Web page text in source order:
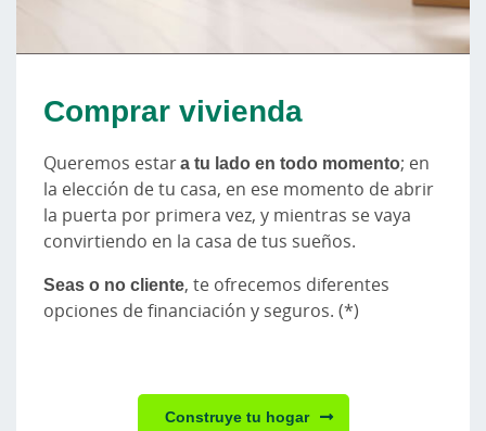
Comprar vivienda
Queremos estara tu lado en todo momento; en
la elección de tu casa, en ese momento de abrir
la puerta por primera vez, y mientras se vaya
convirtiendo en la casa de tus sueños.
Seas o no cliente, te ofrecemos diferentes
opciones de financiación y seguros. (*)
Construye tu hogar